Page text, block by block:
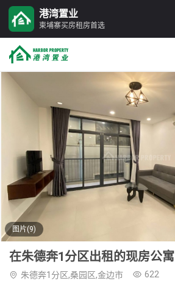
港湾置业
柬埔寨买房租房首选
图片(9)
在朱德奔1分区出租的现房公寓
朱德奔1分区,桑园区,金边市 622